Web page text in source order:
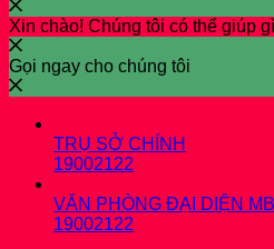
Xin chào! Chúng tôi có thể giúp
Gọi ngay cho chúng tôi
TRỤ SỞ CHÍNH
19002122
VĂN PHÒNG ĐẠI DIỆN MB
19002122